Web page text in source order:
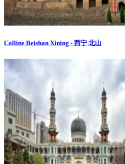
Colline Beishan Xining - 西宁 北山